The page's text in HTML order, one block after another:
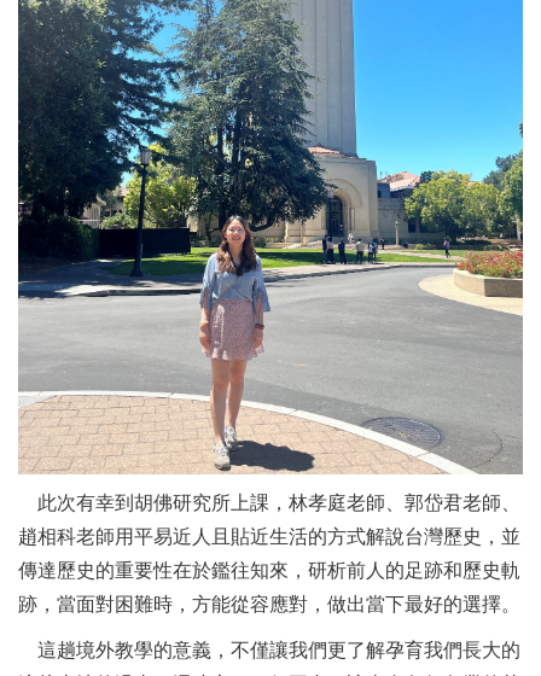
此次有幸到胡佛研究所上課，林孝庭老師、郭岱君老師、
趙相科老師用平易近人且貼近生活的方式解說台灣歷史，並
傳達歷史的重要性在於鑑往知來，研析前人的足跡和歷史軌
跡，當面對困難時，方能從容應對，做出當下最好的選擇。
這趟境外教學的意義，不僅讓我們更了解孕育我們長大的